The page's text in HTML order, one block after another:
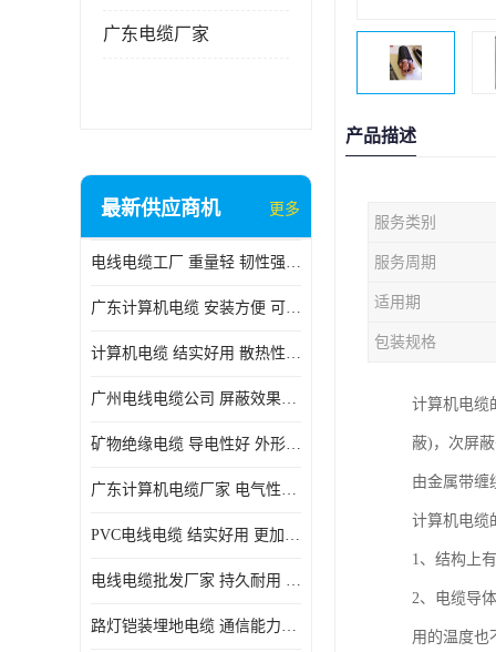
广东电缆厂家
最新供应商机 更多
电线电缆工厂 重量轻 韧性强 体积小 连接简单
广东计算机电缆 安装方便 可随意弯曲折叠
计算机电缆 结实好用 散热性良好
广州电线电缆公司 屏蔽效果良好 拆卸安装方便
矿物绝缘电缆 导电性好 外形美观大方
广东计算机电缆厂家 电气性能稳定 外形美观大方
PVC电线电缆 结实好用 更加省时省力
电线电缆批发厂家 持久耐用 铜芯含量高
路灯铠装埋地电缆 通信能力强 受外界干扰小
产品描述
服务类别
服务周期
适用期
包装规格
计算机电缆
蔽)，次屏
由金属带缠
计算机电缆
1、结构上
2、电缆导
用的温度也